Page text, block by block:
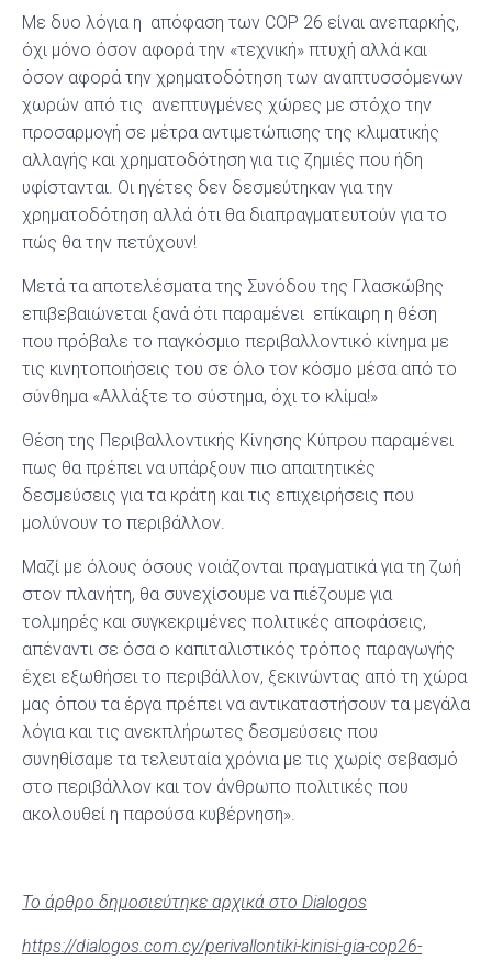
Με δυο λόγια η απόφαση των COP 26 είναι ανεπαρκής,
όχι μόνο όσον αφορά την «τεχνική» πτυχή αλλά και
όσον αφορά την χρηματοδότηση των αναπτυσσόμενων
χωρών από τις ανεπτυγμένες χώρες με στόχο την
προσαρμογή σε μέτρα αντιμετώπισης της κλιματικής
αλλαγής και χρηματοδότηση για τις ζημιές που ήδη
υφίστανται. Οι ηγέτες δεν δεσμεύτηκαν για την
χρηματοδότηση αλλά ότι θα διαπραγματευτούν για το
πώς θα την πετύχουν!
Μετά τα αποτελέσματα της Συνόδου της Γλασκώβης
επιβεβαιώνεται ξανά ότι παραμένει επίκαιρη η θέση
που πρόβαλε το παγκόσμιο περιβαλλοντικό κίνημα με
τις κινητοποιήσεις του σε όλο τον κόσμο μέσα από το
σύνθημα «Αλλάξτε το σύστημα, όχι το κλίμα!»
Θέση της Περιβαλλοντικής Κίνησης Κύπρου παραμένει
πως θα πρέπει να υπάρξουν πιο απαιτητικές
δεσμεύσεις για τα κράτη και τις επιχειρήσεις που
μολύνουν το περιβάλλον.
Μαζί με όλους όσους νοιάζονται πραγματικά για τη ζωή
στον πλανήτη, θα συνεχίσουμε να πιέζουμε για
τολμηρές και συγκεκριμένες πολιτικές αποφάσεις,
απέναντι σε όσα ο καπιταλιστικός τρόπος παραγωγής
έχει εξωθήσει το περιβάλλον, ξεκινώντας από τη χώρα
μας όπου τα έργα πρέπει να αντικαταστήσουν τα μεγάλα
λόγια και τις ανεκπλήρωτες δεσμεύσεις που
συνηθίσαμε τα τελευταία χρόνια με τις χωρίς σεβασμό
στο περιβάλλον και τον άνθρωπο πολιτικές που
ακολουθεί η παρούσα κυβέρνηση».
Το άρθρο δημοσιεύτηκε αρχικά στο Dialogos
https://dialogos.com.cy/perivallontiki-kinisi-gia-cop26-